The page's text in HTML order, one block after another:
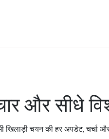
और सीधे
चयन की हर अपडेट, चर्चा